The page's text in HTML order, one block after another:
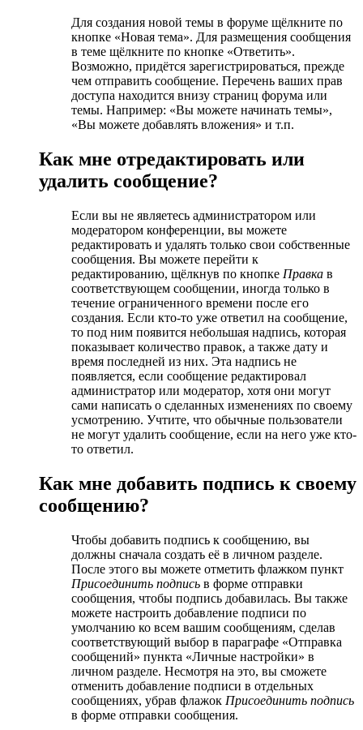
Для создания новой темы в форуме щёлкните по
кнопке «Новая тема». Для размещения сообщения
в теме щёлкните по кнопке «Ответить».
Возможно, придётся зарегистрироваться, прежде
чем отправить сообщение. Перечень ваших прав
доступа находится внизу страниц форума или
темы. Например: «Вы можете начинать темы»,
«Вы можете добавлять вложения» и т.п.
Как мне отредактировать или
удалить сообщение?
Если вы не являетесь администратором или
модератором конференции, вы можете
редактировать и удалять только свои собственные
сообщения. Вы можете перейти к
редактированию, щёлкнув по кнопке Правка в
соответствующем сообщении, иногда только в
течение ограниченного времени после его
создания. Если кто-то уже ответил на сообщение,
то под ним появится небольшая надпись, которая
показывает количество правок, а также дату и
время последней из них. Эта надпись не
появляется, если сообщение редактировал
администратор или модератор, хотя они могут
сами написать о сделанных изменениях по своему
усмотрению. Учтите, что обычные пользователи
не могут удалить сообщение, если на него уже кто-
то ответил.
Как мне добавить подпись к своему
сообщению?
Чтобы добавить подпись к сообщению, вы
должны сначала создать её в личном разделе.
После этого вы можете отметить флажком пункт
Присоединить подпись в форме отправки
сообщения, чтобы подпись добавилась. Вы также
можете настроить добавление подписи по
умолчанию ко всем вашим сообщениям, сделав
соответствующий выбор в параграфе «Отправка
сообщений» пункта «Личные настройки» в
личном разделе. Несмотря на это, вы сможете
отменить добавление подписи в отдельных
сообщениях, убрав флажок Присоединить подпись
в форме отправки сообщения.